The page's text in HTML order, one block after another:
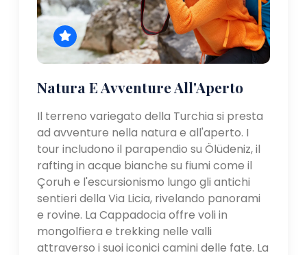
Natura E Avventure All'Aperto
Il terreno variegato della Turchia si presta
ad avventure nella natura e all'aperto. I
tour includono il parapendio su Ölüdeniz, il
rafting in acque bianche su fiumi come il
Çoruh e l'escursionismo lungo gli antichi
sentieri della Via Licia, rivelando panorami
e rovine. La Cappadocia offre voli in
mongolfiera e trekking nelle valli
attraverso i suoi iconici camini delle fate. La